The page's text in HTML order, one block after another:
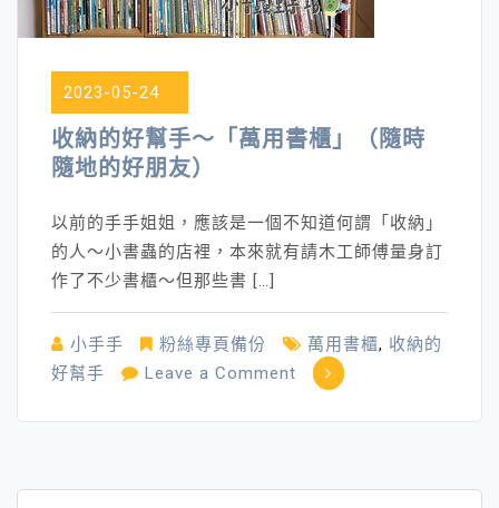
2023-05-24
收納的好幫手～「萬用書櫃」（隨時
隨地的好朋友）
以前的手手姐姐，應該是一個不知道何謂「收納」
的人～小書蟲的店裡，本來就有請木工師傅量身訂
作了不少書櫃～但那些書 […]
小手手 粉絲專頁備份 萬用書櫃, 收納的
好幫手
Leave a Comment on
好